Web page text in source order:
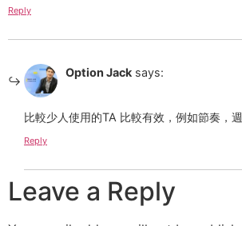
Reply
Option Jack says:
比較少人使用的TA 比較有效，例如節奏，
Reply
Leave a Reply